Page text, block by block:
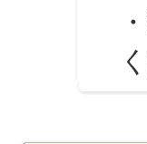
・